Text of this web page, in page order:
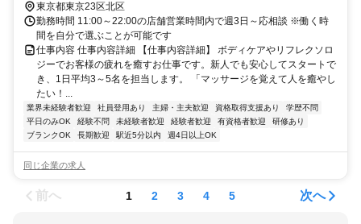
王子駅
東京都東京23区北区
勤務時間 11:00～22:00の店舗営業時間内で週3日～応相談 ※働く時
間を自分で選ぶことが可能です
仕事内容 仕事内容詳細 【仕事内容詳細】 ボディケアやリフレクソロ
ジーでお客様の疲れを癒すお仕事です。新人でも安心してスタートで
き、1日平均3～5名を担当します。 「マッサージを覚えて人を癒やし
たい！...
業界未経験者歓迎 社員登用あり 主婦・主夫歓迎 資格取得支援あり
学歴不問
平日のみOK
経験不問 未経験者歓迎 経験者歓迎 有資格者歓迎
研修あり
ブランクOK
長期歓迎 駅近5分以内 週4日以上OK
同じ企業の求人
前へ 1 2 3 4 5 次へ